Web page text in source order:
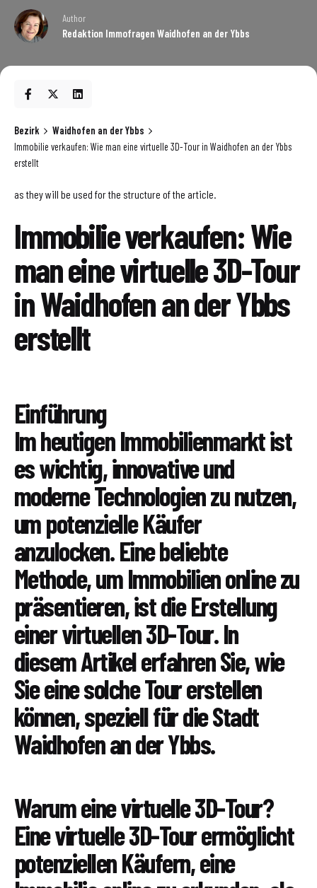
Author
Redaktion Immofragen Waidhofen an der Ybbs
Bezirk
Waidhofen an der Ybbs
Immobilie verkaufen: Wie man eine virtuelle 3D-Tour in Waidhofen an der Ybbs
erstellt
as they will be used for the structure of the article.
Immobilie verkaufen: Wie
man eine virtuelle 3D-Tour
in Waidhofen an der Ybbs
erstellt
Einführung
Im heutigen Immobilienmarkt ist
es wichtig, innovative und
moderne Technologien zu nutzen,
um potenzielle Käufer
anzulocken. Eine beliebte
Methode, um Immobilien online zu
präsentieren, ist die Erstellung
einer virtuellen 3D-Tour. In
diesem Artikel erfahren Sie, wie
Sie eine solche Tour erstellen
können, speziell für die Stadt
Waidhofen an der Ybbs.
Warum eine virtuelle 3D-Tour?
Eine virtuelle 3D-Tour ermöglicht
potenziellen Käufern, eine